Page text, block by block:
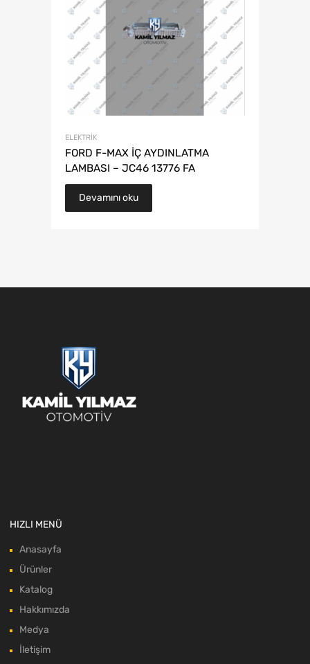
ELEKTRIK
FORD F-MAX İÇ AYDINLATMA
LAMBASI – JC46 13776 FA
Devamını oku
HIZLI MENÜ
Anasayfa
Ürünler
Katalog
Hakkımızda
Medya
İletişim